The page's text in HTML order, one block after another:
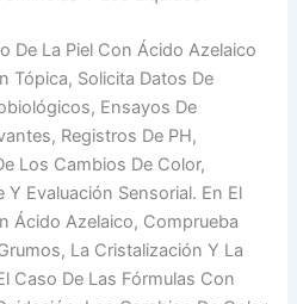
De La Piel Con Ácido Azelaico
Tópica, Solicita Datos De
Ensayos De
Registros De PH,
Los Cambios De Color,
Evaluación Sensorial. En El
Ácido Azelaico, Comprueba
La Cristalización Y La
Caso De Las Fórmulas Con